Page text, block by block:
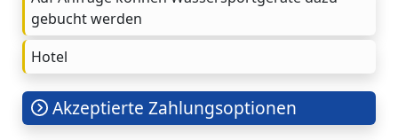
gebucht werden
Hotel
Akzeptierte Zahlungsoptionen